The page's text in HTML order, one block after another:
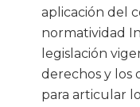
aplicación del
normatividad
legislación
derechos y los
para articular